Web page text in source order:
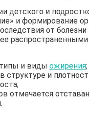
детского и
и формирование
от
и виды ожирения;
структуре и
отмечается